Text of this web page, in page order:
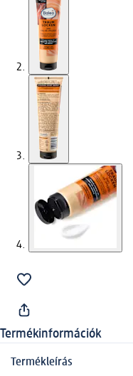
Termékinformációk
Termékleírás